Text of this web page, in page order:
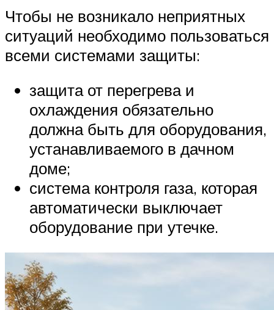
Чтобы не возникало неприятных
ситуаций необходимо пользоваться
всеми системами защиты:
защита от перегрева и
охлаждения обязательно
должна быть для оборудования,
устанавливаемого в дачном
доме;
система контроля газа, которая
автоматически выключает
оборудование при утечке.